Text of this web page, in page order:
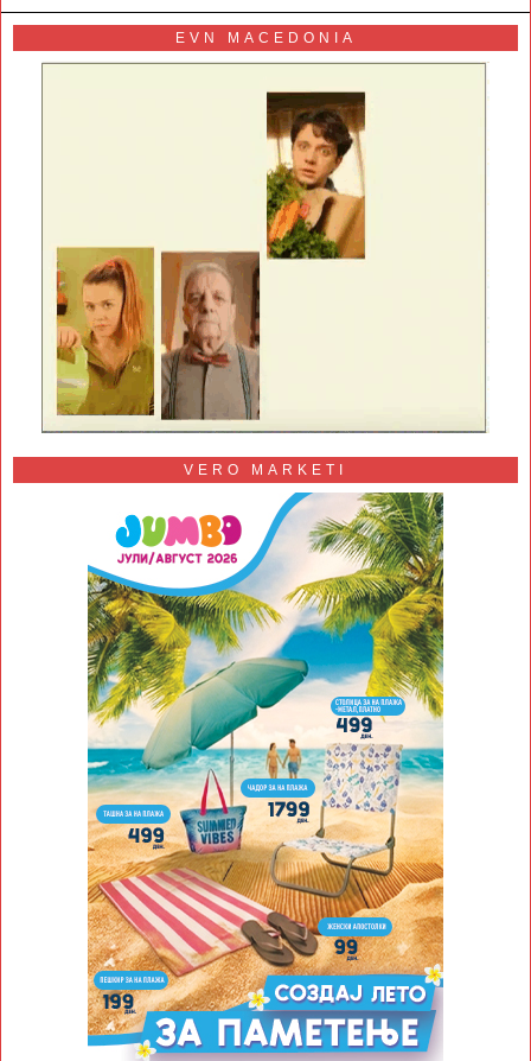
EVN MACEDONIA
VERO MARKETI